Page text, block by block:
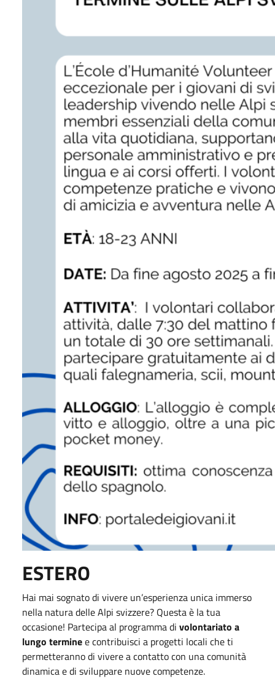
ESTERO
Hai mai sognato di vivere un’esperienza unica immerso
nella natura delle Alpi svizzere? Questa è la tua
occasione! Partecipa al programma di volontariato a
lungo terminee contribuisci a progetti locali che ti
permetteranno di vivere a contatto con una comunità
dinamica e di sviluppare nuove competenze.